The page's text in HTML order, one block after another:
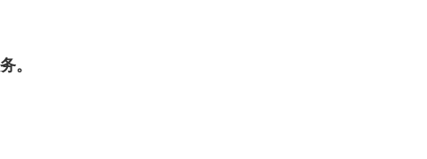
检服务，还融合了韩国医疗的优点，致力于成为“终身健康
。